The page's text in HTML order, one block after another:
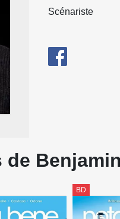
Scénariste
BD